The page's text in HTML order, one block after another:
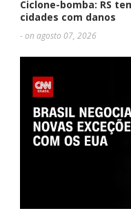
Ciclone-bomba: RS
cidades com danos
- on agosto 07, 2026